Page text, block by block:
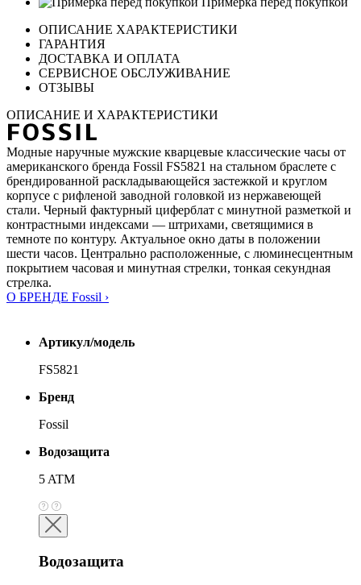
ОПИСАНИЕ ХАРАКТЕРИСТИКИ
ГАРАНТИЯ
ДОСТАВКА И ОПЛАТА
СЕРВИСНОЕ ОБСЛУЖИВАНИЕ
ОТЗЫВЫ
ОПИСАНИЕ И ХАРАКТЕРИСТИКИ
Модные наручные мужские кварцевые классические часы от
американского бренда Fossil FS5821 на стальном браслете с
брендированной раскладывающейся застежкой и круглом
корпусе с рифленой заводной головкой из нержавеющей
стали. Черный фактурный циферблат с минутной разметкой и
контрастными индексами — штрихами, светящимися в
темноте по контуру. Актуальное окно даты в положении
шести часов. Центрально расположенные, с люминесцентным
покрытием часовая и минутная стрелки, тонкая секундная
стрелка.
О БРЕНДЕ Fossil ›
Артикул/модель
FS5821
Бренд
Fossil
Водозащита
5 ATM
Водозащита